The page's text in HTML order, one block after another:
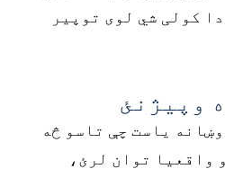
کولی شي لوی توپیر
وپیژنئ
یاست چې تاسو څه
واقعیا توان لرئ،